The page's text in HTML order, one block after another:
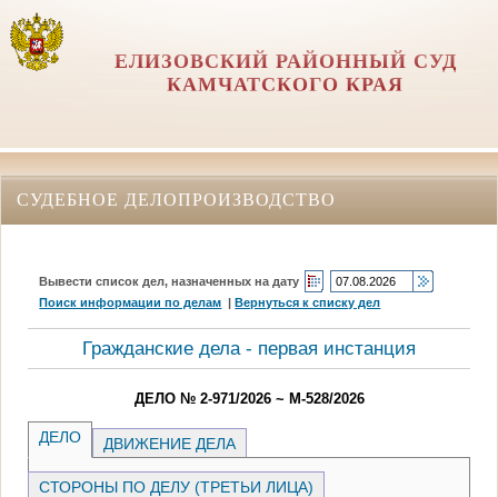
ЕЛИЗОВСКИЙ РАЙОННЫЙ СУД
КАМЧАТСКОГО КРАЯ
СУДЕБНОЕ ДЕЛОПРОИЗВОДСТВО
Вывести список дел, назначенных на дату
Поиск информации по делам |Вернуться к списку дел
Гражданские дела - первая инстанция
ДЕЛО № 2-971/2026 ~ М-528/2026
ДЕЛО ДВИЖЕНИЕ ДЕЛА
СТОРОНЫ ПО ДЕЛУ (ТРЕТЬИ ЛИЦА)